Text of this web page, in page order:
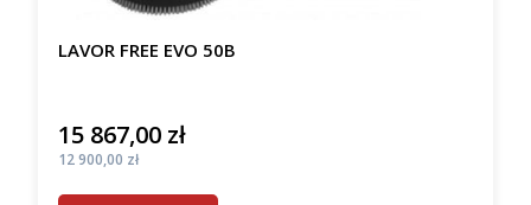
LAVOR FREE EVO 50B
Cena
15 867,00 zł
Cena
12 900,00 zł